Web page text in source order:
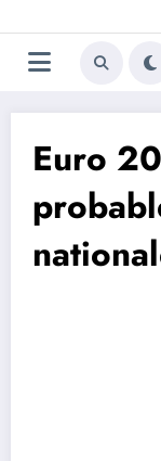
au
contenu
Euro